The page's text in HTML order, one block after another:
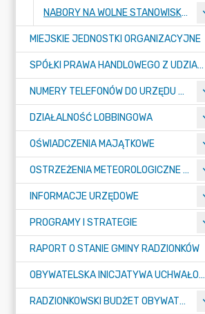
NABORY NA WOLNE STANOWISKA PRACY
MIEJSKIE JEDNOSTKI ORGANIZACYJNE
SPÓŁKI PRAWA HANDLOWEGO Z UDZIAŁEM GMINY
NUMERY TELEFONÓW DO URZĘDU MIASTA, MIEJSKICH JEDNOSTEK ORGANIZACYJNYCH ORAZ SPÓŁEK PRAWA HANDLOWEGO Z UDZIAŁEM GMINY
DZIAŁALNOŚĆ LOBBINGOWA
OŚWIADCZENIA MAJĄTKOWE
OSTRZEŻENIA METEOROLOGICZNE O ZŁYM STANIE POWIETRZA I INNE
INFORMACJE URZĘDOWE
PROGRAMY I STRATEGIE
RAPORT O STANIE GMINY RADZIONKÓW
OBYWATELSKA INICJATYWA UCHWAŁODAWCZA
RADZIONKOWSKI BUDŻET OBYWATELSKI